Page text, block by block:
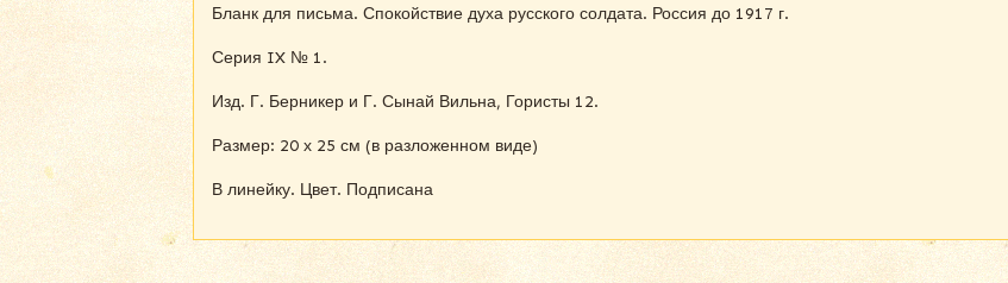
Бланк для письма. Спокойствие духа русского солдата. Россия до 1917 г.
Серия IX № 1.
Изд. Г. Берникер и Г. Сынай Вильна, Гористы 12.
Размер: 20 х 25 см (в разложенном виде)
В линейку. Цвет. Подписана